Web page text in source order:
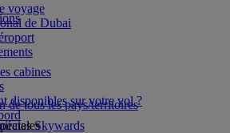
voyage
de Dubai
de tous les pays/territoires
cabines
disponibles sur votre vol ?
Skywards